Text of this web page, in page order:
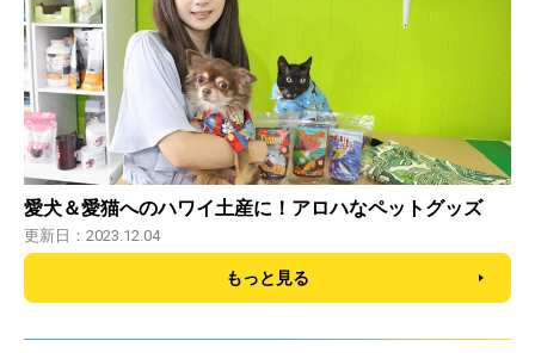
愛犬＆愛猫へのハワイ土産に！アロハなペットグッズ
更新日：2023.12.04
もっと見る